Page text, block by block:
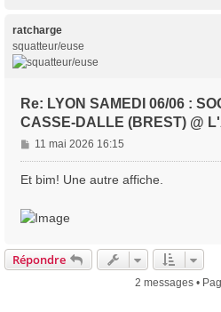
ratcharge
squatteur/euse
Re: LYON SAMEDI 06/06 :
CASSE-DALLE (BREST) @
M
e
s
a
g
11 mai 2026 16:15
Et bim! Une autre affiche.
Répondre
2 messages •